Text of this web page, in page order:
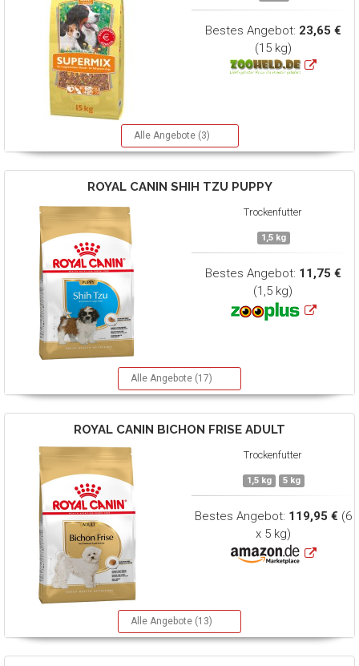
Bestes Angebot: 23,65 €
(15 kg)
Alle Angebote (3)
ROYAL CANIN SHIH TZU PUPPY
Trockenfutter
1,5 kg
Bestes Angebot: 11,75 €
(1,5 kg)
Alle Angebote (17)
ROYAL CANIN BICHON FRISE ADULT
Trockenfutter
1,5 kg 5 kg
Bestes Angebot: 119,95 € (6
x 5 kg)
Alle Angebote (13)